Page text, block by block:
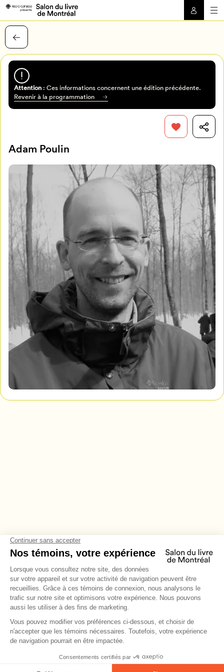
Mon Salon
Programmation
Retour à l’accueil
Attention: Ces informations concernent une édition précédente.
Revenir à la programmation
Adam Poulin
Pour enregistrer vos favoris,
connectez-vous ou créez votre profil
Mon Salon
Se connecter
Créer un profil